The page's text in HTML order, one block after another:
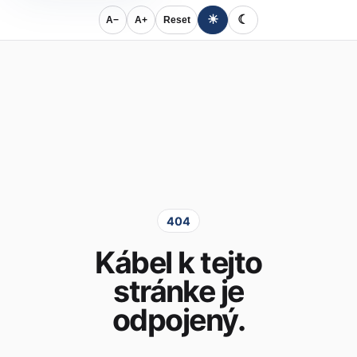
A− A+ Reset ☀ ☾
404
Kábel k tejto
stránke je
odpojený.